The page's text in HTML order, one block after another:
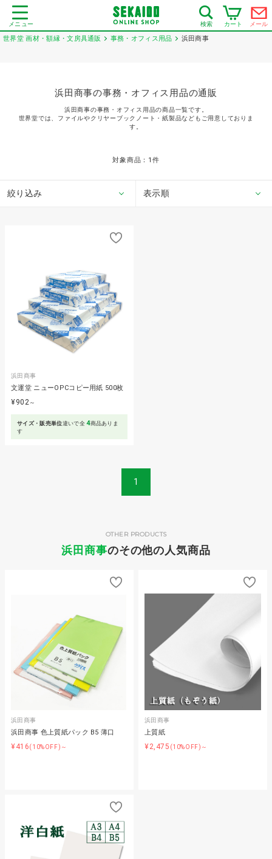
メニュー 検索 カート メール
世界堂 画材・額縁・文房具通販 事務・オフィス用品 浜田商事
浜田商事の事務・オフィス用品の通販
浜田商事の事務・オフィス用品の商品一覧です。
世界堂では、ファイルやクリヤーブックノート・紙製品などもご用意しておりま
す。
対象商品： 1 件
絞り込み 表示順
浜田商事
文運堂 ニューOPCコピー用紙 500枚
¥902 ～
サイズ・販売単位違いで全4商品ありま
す
1
浜田商事のその他の人気商品
OTHER PRODUCTS
浜田商事
浜田商事 色上質紙パック B5 薄口
¥416(10%OFF)～
浜田商事
上質紙
¥2,475 (10%OFF)～